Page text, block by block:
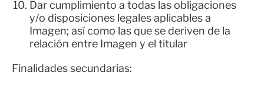
Dar cumplimiento a todas las obligaciones
y/o disposiciones legales aplicables a
Imagen; así como las que se deriven de la
relación entre Imagen y el titular
Finalidades secundarias: